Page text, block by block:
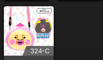
324-C